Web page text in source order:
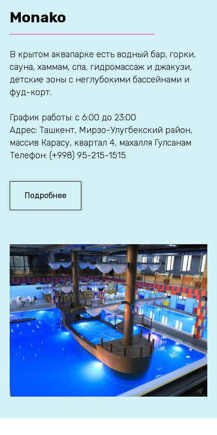
Monako
В крытом аквапарке есть водный бар, горки,
сауна, хаммам, спа, гидромассаж и джакузи,
детские зоны с неглубокими бассейнами и
фуд-корт.
График работы: с 6:00 до 23:00
Адрес: Ташкент, Мирзо-Улугбекский район,
массив Карасу, квартал 4, махалля Гулсанам
Телефон: (+998) 95-215-1515
Подробнее